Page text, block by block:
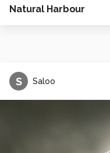
Natural Harbour
S Saloo